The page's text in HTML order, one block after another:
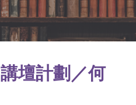
講壇計劃／何